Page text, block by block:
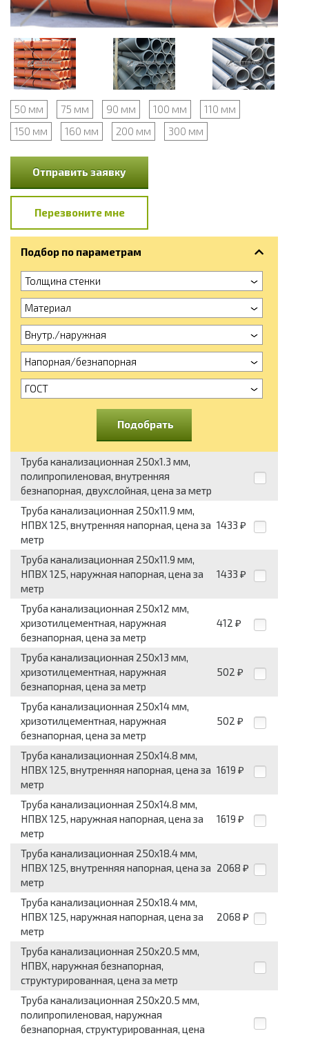
50 мм 75 мм 90 мм 100 мм
110 мм
150 мм
160 мм 200 мм 300 мм
Отправить заявку
Перезвоните мне
Подбор по параметрам
Толщина стенки
Материал
Внутр./наружная
Напорная/безнапорная
ГОСТ
Подобрать
Труба канализационная 250x1.3 мм,
полипропиленовая, внутренняя
безнапорная, двухслойная, цена за метр
Труба канализационная 250x11.9 мм,
НПВХ 125, внутренняя напорная, цена за
метр
1433 ₽
Труба канализационная 250x11.9 мм,
НПВХ 125, наружная напорная, цена за
метр
1433 ₽
Труба канализационная 250x12 мм,
хризотилцементная, наружная
безнапорная, цена за метр
412 ₽
Труба канализационная 250x13 мм,
хризотилцементная, наружная
безнапорная, цена за метр
502 ₽
Труба канализационная 250x14 мм,
хризотилцементная, наружная
безнапорная, цена за метр
502 ₽
Труба канализационная 250x14.8 мм,
НПВХ 125, внутренняя напорная, цена за
метр
1619 ₽
Труба канализационная 250x14.8 мм,
НПВХ 125, наружная напорная, цена за
метр
1619 ₽
Труба канализационная 250x18.4 мм,
НПВХ 125, внутренняя напорная, цена за
метр
2068 ₽
Труба канализационная 250x18.4 мм,
НПВХ 125, наружная напорная, цена за
метр
2068 ₽
Труба канализационная 250x20.5 мм,
НПВХ, наружная безнапорная,
структурированная, цена за метр
Труба канализационная 250x20.5 мм,
полипропиленовая, наружная
безнапорная, структурированная, цена